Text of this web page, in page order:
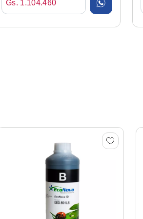
Gs. 1.104.460